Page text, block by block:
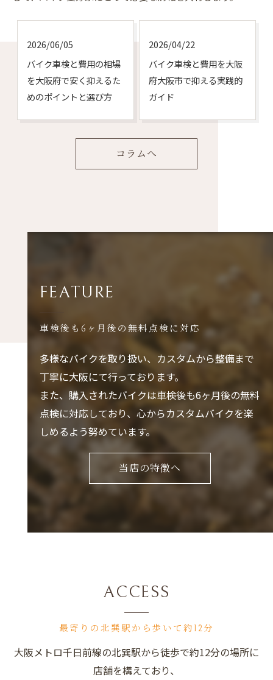
2026/06/05
バイク車検と費用の相場
を大阪府で安く抑えるた
めのポイントと選び方
2026/04/22
バイク車検と費用を大阪
府大阪市で抑える実践的
ガイド
コラムへ
車検後も6ヶ月後の無料点検に対応
FEATURE
多様なバイクを取り扱い、カスタムから整備まで
丁寧に大阪にて行っております。
また、購入されたバイクは車検後も6ヶ月後の無料
点検に対応しており、心からカスタムバイクを楽
しめるよう努めています。
当店の特徴へ
最寄りの北巽駅から歩いて約12分
ACCESS
大阪メトロ千日前線の北巽駅から徒歩で約12分の場所に
店舗を構えており、